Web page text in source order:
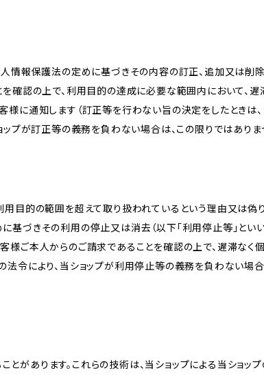
情報保護法の定めに基づきその内容の訂正、追加又は削除
確認の上で、利用目的の達成に必要な範囲内において、
様に通知します（訂正等を行わない旨の決定をしたときは
ップが訂正等の義務を負わない場合は、この限りではありま
用目的の範囲を超えて取り扱われているという理由又は偽
づきその利用の停止又は消去（以下「利用停止等」といい
様ご本人からのご請求であることを確認の上で、遅滞なく
令により、当ショップが利用停止等の義務を負わない場
があります。これらの技術は、当ショップによる当ショッ